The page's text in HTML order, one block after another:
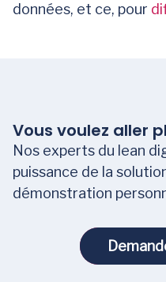
données, et ce, pour
Vous voulez aller
Nos experts du lean
puissance de la
démonstration